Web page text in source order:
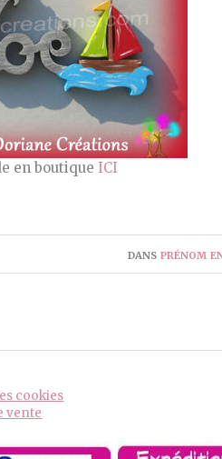
dans prénom
en boutique ICI
cookies
vente